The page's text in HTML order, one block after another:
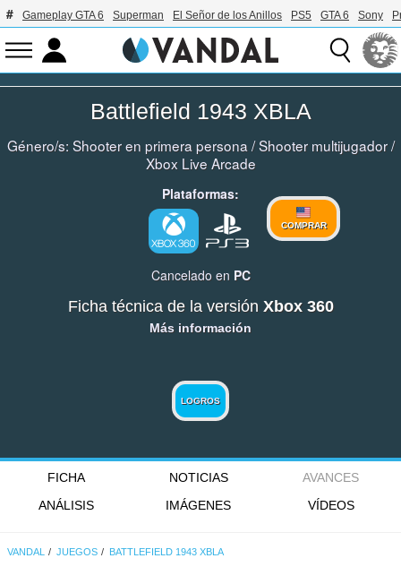
Gameplay GTA 6 Superman El Señor de los Anillos PS5 GTA 6 Sony
Battlefield 1943 XBLA
Género/s: Shooter en primera persona /Shooter multijugador/
Xbox Live Arcade
Plataformas:
COMPRAR
Cancelado en PC
Ficha técnica de la versión Xbox 360
Más información
LOGROS
FICHA NOTICIAS
AVANCES
ANÁLISIS
IMÁGENES VÍDEOS
VANDAL JUEGOS BATTLEFIELD 1943 XBLA